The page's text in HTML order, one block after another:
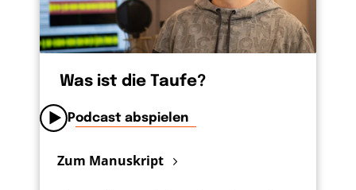
Was ist die Taufe?
Podcast abspielen
Zum Manuskript